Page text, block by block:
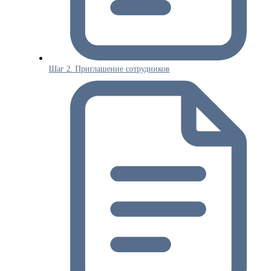
Шаг 2. Приглашение сотрудников